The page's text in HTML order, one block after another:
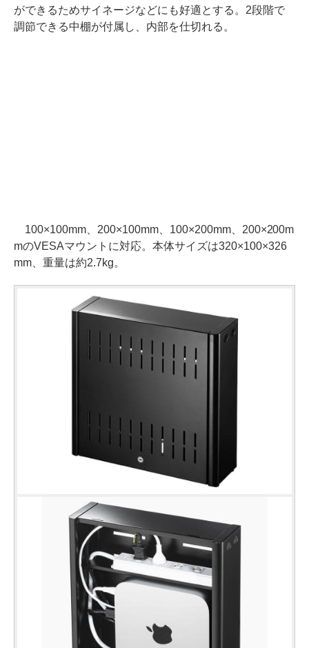
ができるためサイネージなどにも好適とする。2段階で
調節できる中棚が付属し、内部を仕切れる。
100×100mm、200×100mm、100×200mm、200×200m
mのVESAマウントに対応。本体サイズは320×100×326
mm、重量は約2.7kg。